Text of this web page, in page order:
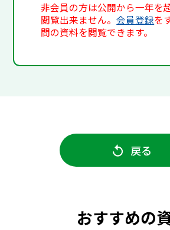
非会員の方は公開から一年を
閲覧出来ません。会員登録を
間の資料を閲覧できます。
戻る
おすすめの